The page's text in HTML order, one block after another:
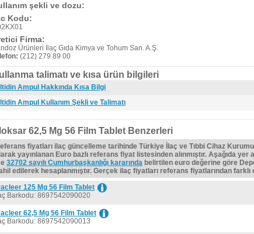
şekli ve dozu:
Kodu:
Firma:
Ürünleri İlaç Gıda Kimya ve Tohum San. A.Ş.
(212) 279 89 00
talimatı ve kısa ürün bilgileri
Ampul Hakkında Kısa Bilgi
Ampul Kullanım Şekli ve Talimatı
62,5 Mg 56 Film Tablet Benzerleri
fiyatları ilaç güncelleme tarihinde Türkiye İlaç ve Tıbbi Cihaz
yayınlanan Euro bazlı referans fiyat listesinden alınmıştır. Aşağıda yer
32702 sayılı Cumhurbaşkanlığı kararında belirtilen euro değerine göre
edilerek hesaplanmıştır. Gerçek ilaç fiyatları referans fiyatlarından farklı
125 Mg 56 Film Tablet
Barkodu: 8697542090020
62,5 Mg 56 Film Tablet
Barkodu: 8697542090013